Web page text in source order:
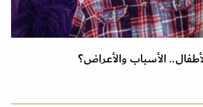
الأسباب والأعراض؟